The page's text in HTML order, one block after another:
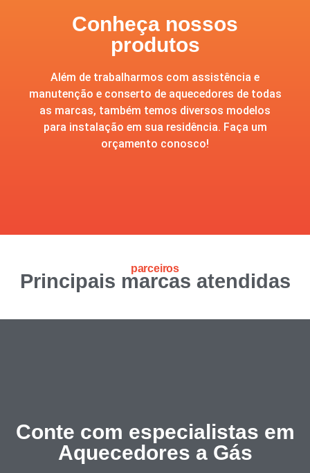
Conheça nossos
produtos
Além de trabalharmos com assistência e
manutenção e conserto de aquecedores de todas
as marcas, também temos diversos modelos
para instalação em sua residência. Faça um
orçamento conosco!
parceiros
Principais marcas atendidas
Conte com especialistas em
Aquecedores a Gás